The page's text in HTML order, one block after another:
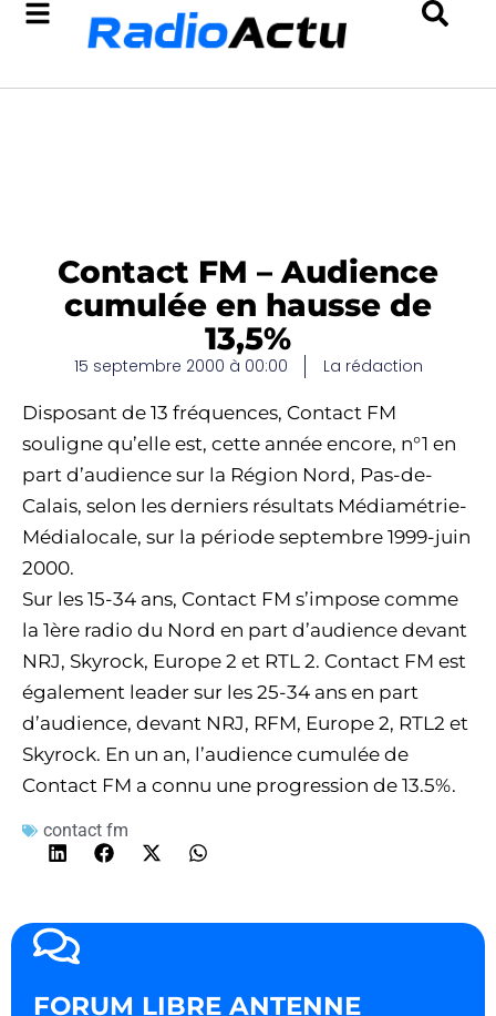
Contact FM – Audience
cumulée en hausse de
13,5%
15 septembre 2000 à 00:00 La rédaction
Disposant de 13 fréquences, Contact FM
souligne qu’elle est, cette année encore, n°1 en
part d’audience sur la Région Nord, Pas-de-
Calais, selon les derniers résultats Médiamétrie-
Médialocale, sur la période septembre 1999-juin
2000.
Sur les 15-34 ans, Contact FM s’impose comme
la 1ère radio du Nord en part d’audience devant
NRJ, Skyrock, Europe 2 et RTL 2. Contact FM est
également leader sur les 25-34 ans en part
d’audience, devant NRJ, RFM, Europe 2, RTL2 et
Skyrock. En un an, l’audience cumulée de
Contact FM a connu une progression de 13.5%.
contact fm
FORUM LIBRE ANTENNE